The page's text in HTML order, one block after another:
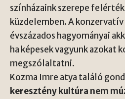
színházaink szerepe
küzdelemben. A
évszázados hagyományai
ha képesek vagyunk azokat
megszólaltatni.
Kozma Imre atya találó
keresztény kultúra nem